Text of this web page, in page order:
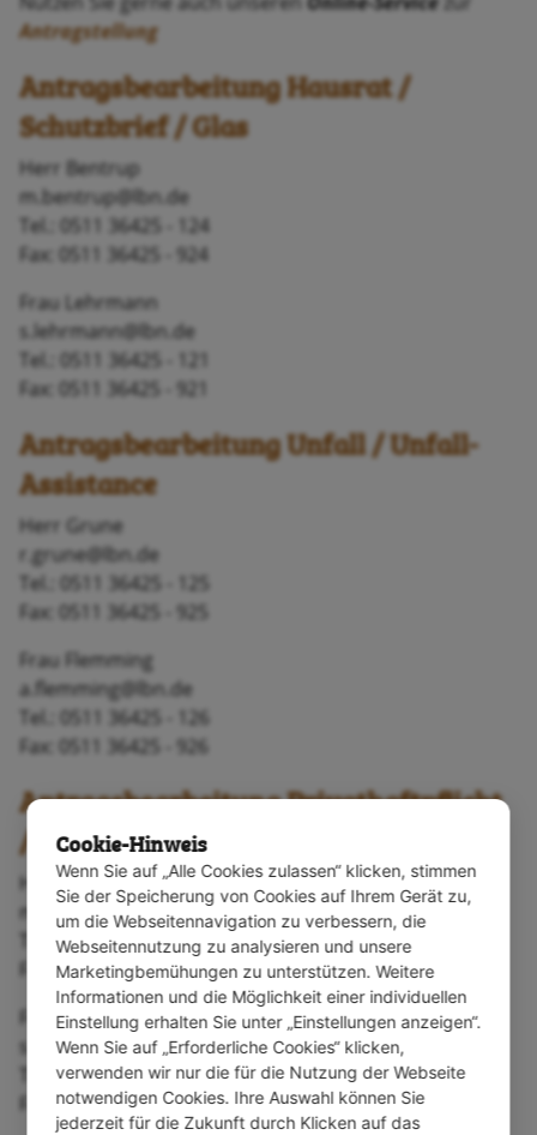
Antragstellung
Antragsbearbeitung Hausrat /
Schutzbrief / Glas
Herr Bentrup
m.bentrup@lbn.de
Tel.: 0511 36425 - 124
Fax: 0511 36425 - 924
Frau Lehrmann
s.lehrmann@lbn.de
Tel.: 0511 36425 - 121
Fax: 0511 36425 - 921
Antragsbearbeitung Unfall / Unfall-
Assistance
Herr Grune
r.grune@lbn.de
Tel.: 0511 36425 - 125
Fax: 0511 36425 - 925
Frau Flemming
a.flemming@lbn.de
Tel.: 0511 36425 - 126
Fax: 0511 36425 - 926
Antragsbearbeitung Privathaftpflicht
/ Tierhalterhaftpflicht
Herr Bentrup
m.bentrup@lbn.de
Tel.: 0511 36425 - 124
Fax: 0511 36425 - 924
Frau Lehrmann
s.lehrmann@lbn.de
Tel.: 0511 36425 - 121
Fax: 0511 36425 - 921
Cookie-Hinweis
Wenn Sie auf „Alle Cookies zulassen“ klicken, stimmen
Sie der Speicherung von Cookies auf Ihrem Gerät zu,
um die Webseitennavigation zu verbessern, die
Webseitennutzung zu analysieren und unsere
Marketingbemühungen zu unterstützen. Weitere
Informationen und die Möglichkeit einer individuellen
Einstellung erhalten Sie unter „Einstellungen anzeigen“.
Wenn Sie auf „Erforderliche Cookies“ klicken,
verwenden wir nur die für die Nutzung der Webseite
notwendigen Cookies. Ihre Auswahl können Sie
jederzeit für die Zukunft durch Klicken auf das